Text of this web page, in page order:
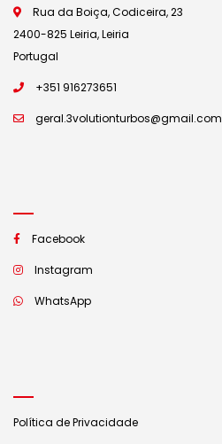
Rua da Boiça, Codiceira, 23
2400-825 Leiria, Leiria
Portugal
+351 916273651
geral.3volutionturbos@gmail.com
Facebook
Instagram
WhatsApp
Política de Privacidade